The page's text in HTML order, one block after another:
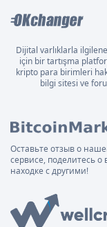
Dijital varlıklarla
için bir tartışma
kripto para birimleri
bilgi sitesi ve
Оставьте отзыв о
сервисе, поделитесь о
находке с другими!